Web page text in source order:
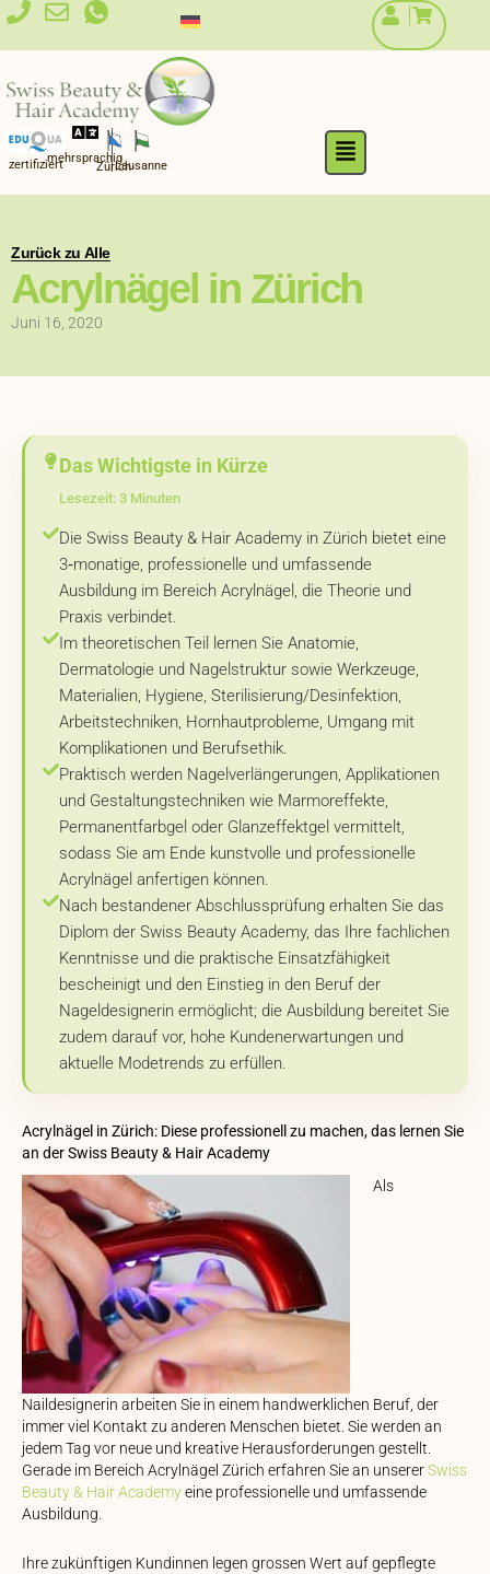
Zum
zertifiziertmehrsprachig
ZürichLausanne
Flyout
Menu
Zurück zu Alle
Acrylnägel in Zürich
Juni 16, 2020
Das Wichtigste in Kürze
Lesezeit: 3 Minuten
Die Swiss Beauty & Hair Academy in Zürich bietet eine
3‑monatige, professionelle und umfassende
Ausbildung im Bereich Acrylnägel, die Theorie und
Praxis verbindet.
Im theoretischen Teil lernen Sie Anatomie,
Dermatologie und Nagelstruktur sowie Werkzeuge,
Materialien, Hygiene, Sterilisierung/Desinfektion,
Arbeitstechniken, Hornhautprobleme, Umgang mit
Komplikationen und Berufsethik.
Praktisch werden Nagelverlängerungen, Applikationen
und Gestaltungstechniken wie Marmoreffekte,
Permanentfarbgel oder Glanzeffektgel vermittelt,
sodass Sie am Ende kunstvolle und professionelle
Acrylnägel anfertigen können.
Nach bestandener Abschlussprüfung erhalten Sie das
Diplom der Swiss Beauty Academy, das Ihre fachlichen
Kenntnisse und die praktische Einsatzfähigkeit
bescheinigt und den Einstieg in den Beruf der
Nageldesignerin ermöglicht; die Ausbildung bereitet Sie
zudem darauf vor, hohe Kundenerwartungen und
aktuelle Modetrends zu erfüllen.
Acrylnägel in Zürich: Diese professionell zu machen, das lernen Sie
an der Swiss Beauty & Hair Academy
Als
Naildesignerin arbeiten Sie in einem handwerklichen Beruf, der
immer viel Kontakt zu anderen Menschen bietet. Sie werden an
jedem Tag vor neue und kreative Herausforderungen gestellt.
Gerade im Bereich Acrylnägel Zürich erfahren Sie an unsererSwiss
Beauty & Hair Academyeine professionelle und umfassende
Ausbildung.
Ihre zukünftigen Kundinnen legen grossen Wert auf gepflegte